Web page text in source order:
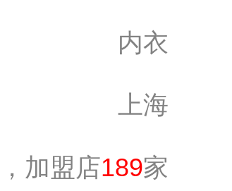
内衣
上海
加盟店189家